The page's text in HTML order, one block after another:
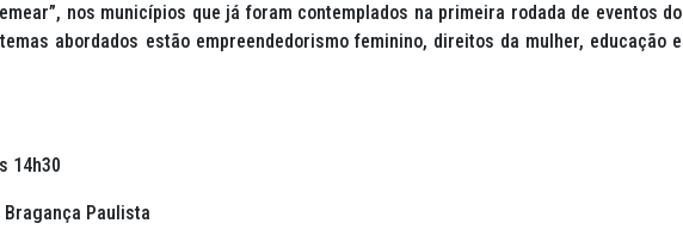
nos municípios que já foram contemplados na primeira rodada de eventos do
abordados estão empreendedorismo feminino, direitos da mulher, educação e
14h30
Paulista